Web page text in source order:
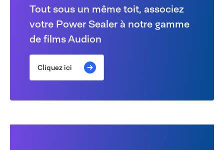
Tout sous un même toit, associez
votre Power Sealer à notre gamme
de films Audion
Cliquez ici